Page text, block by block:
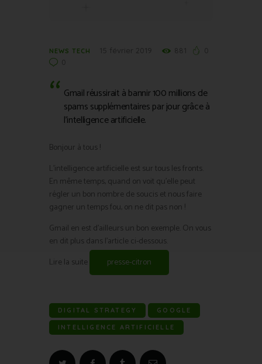
NEWS TECH
Gmail réussirait à bannir 100 millions de
spams supplémentaires par jour grâce à
l’intelligence artificielle.
Bonjour à tous !
L’intelligence artificielle est sur tous les fronts.
En même temps, quand on voit qu’elle peut
régler un bon nombre de soucis et nous faire
gagner un temps fou, on ne dit pas non !
Gmail en est d’ailleurs un bon exemple. On vous
en dit plus dans l’article ci-dessous.
Lire la suite
presse-citron
DIGITAL STRATEGY GOOGLE
INTELLIGENCE ARTIFICIELLE